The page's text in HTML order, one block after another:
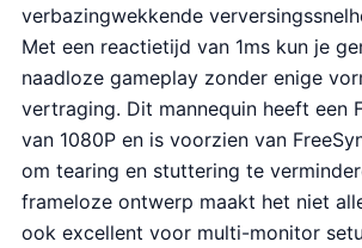
l
i
k
e
p
r
i
j
s
i
s
:
€
1
9
verbazingwekkende
Met een reactietijd van 1ms kun je
naadloze gameplay zonder enige
vertraging. Dit mannequin heeft een
van 1080P en is voorzien van
om tearing en stuttering te
frameloze ontwerp maakt het niet
ook excellent voor multi-monitor